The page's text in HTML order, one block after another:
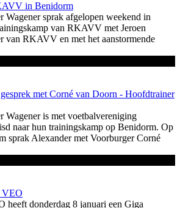
in Benidorm
Wagener sprak afgelopen weekend in
van RKAVV met Jeroen
van RKAVV en met het aanstormende
met Corné van Doorn - Hoofdtrainer
Wagener is met voetbalvereniging
naar hun trainingskamp op Benidorm. Op
sprak Alexander met Voorburger Corné
VEO
heeft donderdag 8 januari een Giga